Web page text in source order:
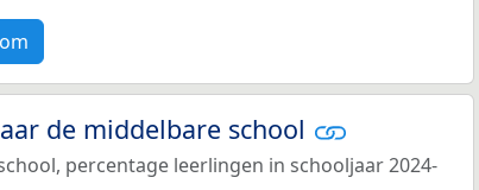
de middelbare school
percentage leerlingen in schooljaar 2024-